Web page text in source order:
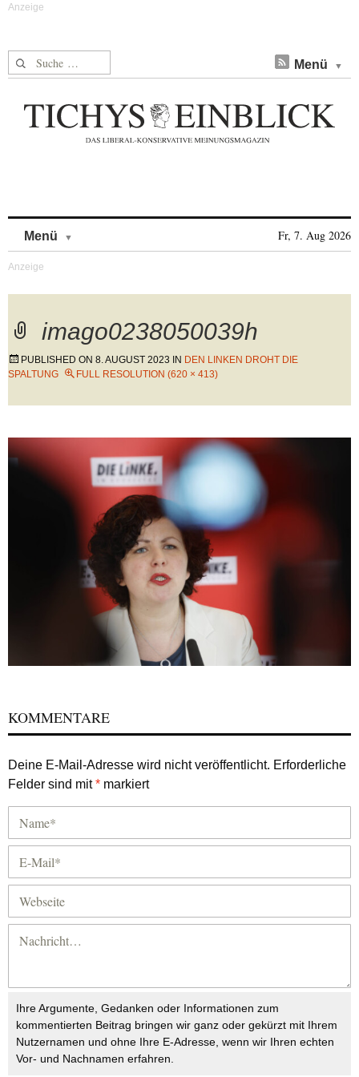
Suche nach: Menü
Menü Fr, 7. Aug 2026
imago0238050039h
PUBLISHED ON 8. AUGUST 2023 IN DEN LINKEN DROHT DIE
SPALTUNG
FULL RESOLUTION (620 × 413)
KOMMENTARE
Deine E-Mail-Adresse wird nicht veröffentlicht. Erforderliche
Felder sind mit* markiert
Ihre Argumente, Gedanken oder Informationen zum
kommentierten Beitrag bringen wir ganz oder gekürzt mit Ihrem
Nutzernamen und ohne Ihre E-Adresse, wenn wir Ihren echten
Vor- und Nachnamen erfahren.